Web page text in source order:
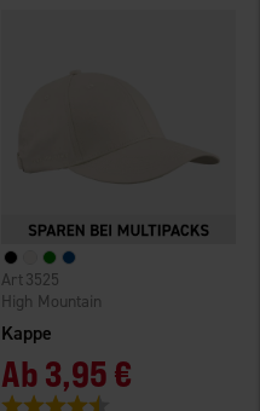
Kappe
High Mountain
3525
Ab3,95 €
Bewertung: